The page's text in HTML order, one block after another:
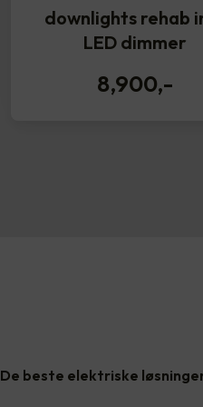
downlights rehab
LED dimmer
8,900,-
De beste elektriske